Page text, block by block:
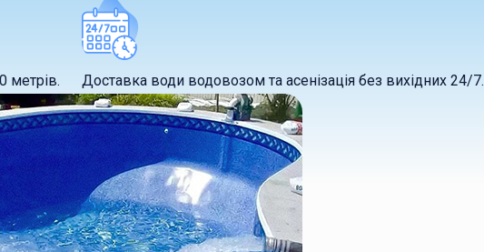
метрів. Доставка води водовозом та асенізація без вихідних 24/7.